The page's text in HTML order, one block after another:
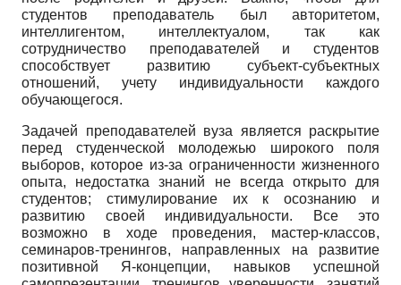
студентов преподаватель был авторитетом,
интеллигентом, интеллектуалом, так как
сотрудничество преподавателей и студентов
способствует развитию субъект-субъектных
отношений, учету индивидуальности каждого
обучающегося.
Задачей преподавателей вуза является раскрытие
перед студенческой молодежью широкого поля
выборов, которое из-за ограниченности жизненного
опыта, недостатка знаний не всегда открыто для
студентов; стимулирование их к осознанию и
развитию своей индивидуальности. Все это
возможно в ходе проведения, мастер-классов,
семинаров-тренингов, направленных на развитие
позитивной Я-концепции, навыков успешной